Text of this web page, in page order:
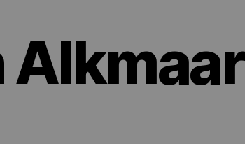
Alkmaar